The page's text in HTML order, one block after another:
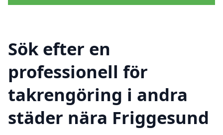
Sök efter en
professionell för
takrengöring i andra
städer nära Friggesund